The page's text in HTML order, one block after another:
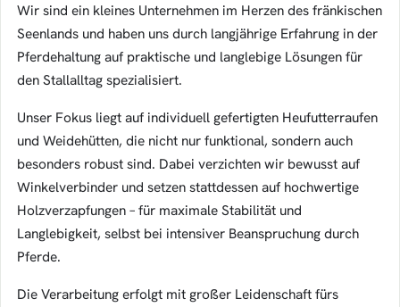
Wir sind ein kleines Unternehmen im Herzen des fränkischen
Seenlands und haben uns durch langjährige Erfahrung in der
Pferdehaltung auf praktische und langlebige Lösungen für
den Stallalltag spezialisiert.
Unser Fokus liegt auf individuell gefertigten Heufutterraufen
und Weidehütten, die nicht nur funktional, sondern auch
besonders robust sind. Dabei verzichten wir bewusst auf
Winkelverbinder und setzen stattdessen auf hochwertige
Holzverzapfungen – für maximale Stabilität und
Langlebigkeit, selbst bei intensiver Beanspruchung durch
Pferde.
Die Verarbeitung erfolgt mit großer Leidenschaft fürs